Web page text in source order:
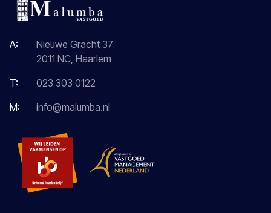
A:
Nieuwe Gracht 37
2011 NC, Haarlem
T:
023 303 0122
M:
info@malumba.nl